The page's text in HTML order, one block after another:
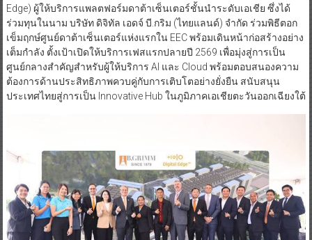
Edge) ผู้ให้บริการแพลตฟอร์มดาต้าเซ็นเตอร์ชั้นนำระดับเอเชีย ซึ่งได้
ร่วมทุนในนาม บริษัท ดิจิทัล เอดจ์ บี.กริม (ไทยแลนด์) จำกัด ร่วมพิธีตอก
เข็มฤกษ์ศูนย์ดาต้าเซ็นเตอร์แห่งแรกใน EEC พร้อมเดินหน้าก่อสร้างอย่าง
เต็มกำลัง ตั้งเป้าเปิดให้บริการเฟสแรกปลายปี 2569 เพื่อมุ่งสู่การเป็น
ศูนย์กลางสำคัญสำหรับผู้ให้บริการ AI และ Cloud พร้อมตอบสนองความ
ต้องการด้านประสิทธิภาพควบคู่กับการเติบโตอย่างยั่งยืน สนับสนุน
ประเทศไทยสู่การเป็น Innovative Hub ในภูมิภาคเอเชียตะวันออกเฉียงใต้